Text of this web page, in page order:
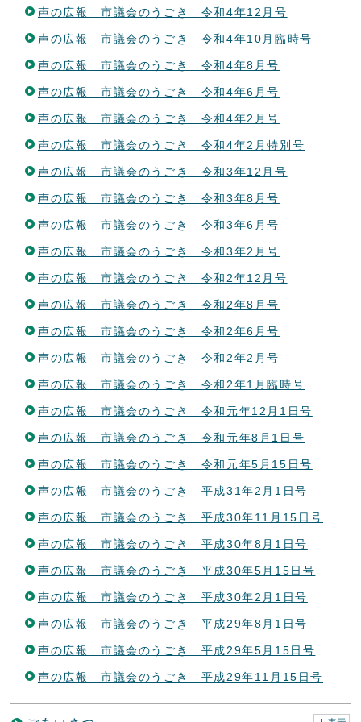
声の広報 市議会のうごき 令和4年12月号
声の広報 市議会のうごき 令和4年10月臨時号
声の広報 市議会のうごき 令和4年8月号
声の広報 市議会のうごき 令和4年6月号
声の広報 市議会のうごき 令和4年2月号
声の広報 市議会のうごき 令和4年2月特別号
声の広報 市議会のうごき 令和3年12月号
声の広報 市議会のうごき 令和3年8月号
声の広報 市議会のうごき 令和3年6月号
声の広報 市議会のうごき 令和3年2月号
声の広報 市議会のうごき 令和2年12月号
声の広報 市議会のうごき 令和2年8月号
声の広報 市議会のうごき 令和2年6月号
声の広報 市議会のうごき 令和2年2月号
声の広報 市議会のうごき 令和2年1月臨時号
声の広報 市議会のうごき 令和元年12月1日号
声の広報 市議会のうごき 令和元年8月1日号
声の広報 市議会のうごき 令和元年5月15日号
声の広報 市議会のうごき 平成31年2月1日号
声の広報 市議会のうごき 平成30年11月15日号
声の広報 市議会のうごき 平成30年8月1日号
声の広報 市議会のうごき 平成30年5月15日号
声の広報 市議会のうごき 平成30年2月1日号
声の広報 市議会のうごき 平成29年8月1日号
声の広報 市議会のうごき 平成29年5月15日号
声の広報 市議会のうごき 平成29年11月15日号